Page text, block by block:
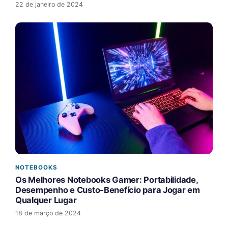
22 de janeiro de 2024
NOTEBOOKS
Os Melhores Notebooks Gamer: Portabilidade,
Desempenho e Custo-Benefício para Jogar em
Qualquer Lugar
18 de março de 2024